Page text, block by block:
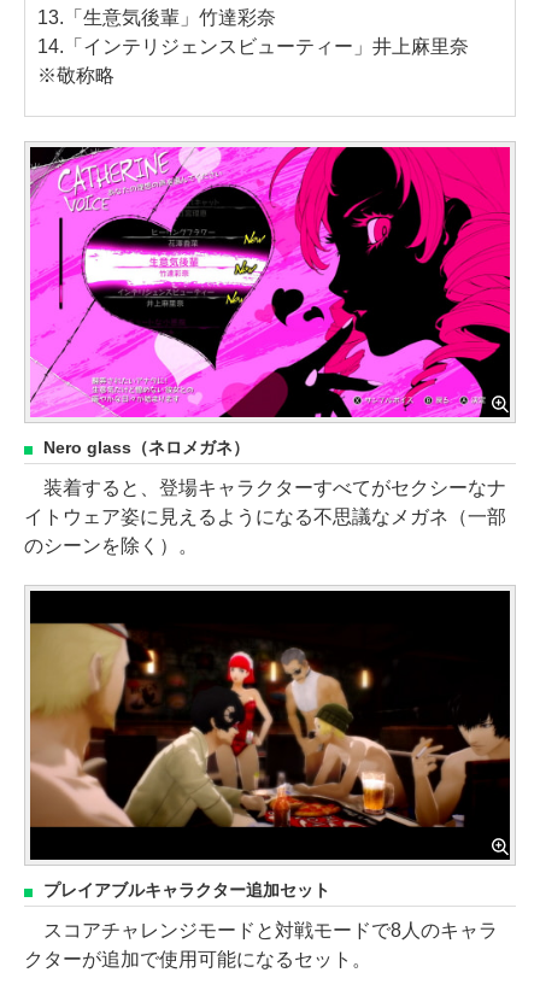
13.「生意気後輩」竹達彩奈
14.「インテリジェンスビューティー」井上麻里奈
※敬称略
Nero glass（ネロメガネ）
装着すると、登場キャラクターすべてがセクシーなナ
イトウェア姿に見えるようになる不思議なメガネ（一部
のシーンを除く）。
プレイアブルキャラクター追加セット
スコアチャレンジモードと対戦モードで8人のキャラ
クターが追加で使用可能になるセット。